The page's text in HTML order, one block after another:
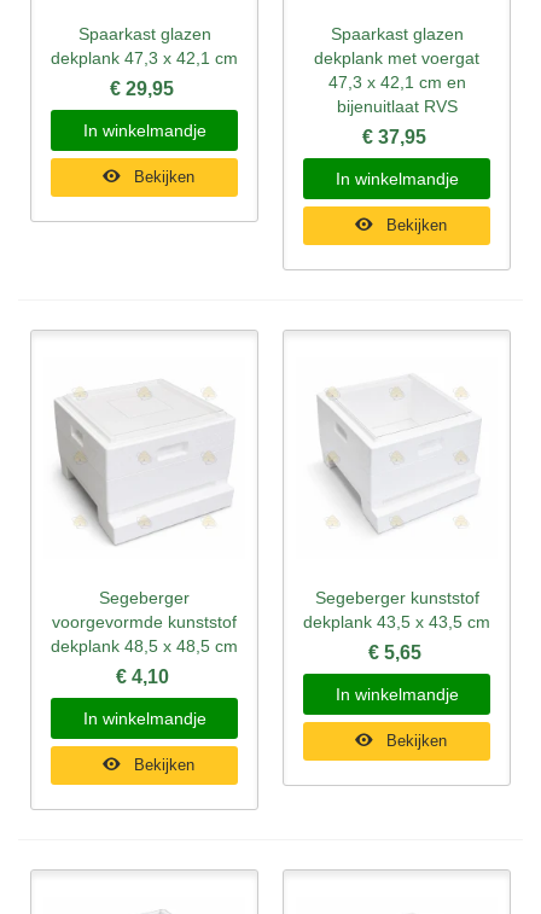
Spaarkast glazen
dekplank 47,3 x 42,1 cm
€ 29,95
In winkelmandje
Bekijken
Spaarkast glazen
dekplank met voergat
47,3 x 42,1 cm en
bijenuitlaat RVS
€ 37,95
In winkelmandje
Bekijken
Segeberger
voorgevormde kunststof
dekplank 48,5 x 48,5 cm
€ 4,10
In winkelmandje
Bekijken
Segeberger kunststof
dekplank 43,5 x 43,5 cm
€ 5,65
In winkelmandje
Bekijken